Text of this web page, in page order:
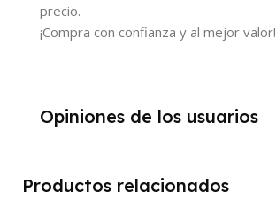
precio.
¡Compra con confianza y al mejor valor!
Opiniones de los usuarios
Productos relacionados